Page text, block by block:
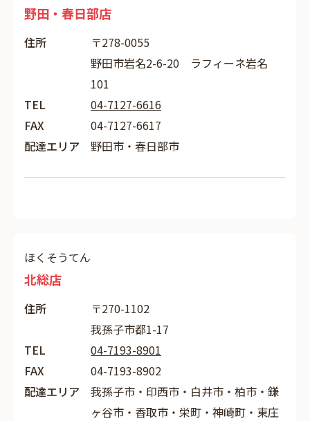
野田・春日部店
住所
〒278-0055
野田市岩名2-6-20 ラフィーネ岩名
101
TEL
04-7127-6616
FAX
04-7127-6617
配達エリア
野田市・春日部市
ほくそうてん
北総店
住所
〒270-1102
我孫子市都1-17
TEL
04-7193-8901
FAX
04-7193-8902
配達エリア
我孫子市・印西市・白井市・柏市・鎌
ヶ谷市・香取市・栄町・神崎町・東庄